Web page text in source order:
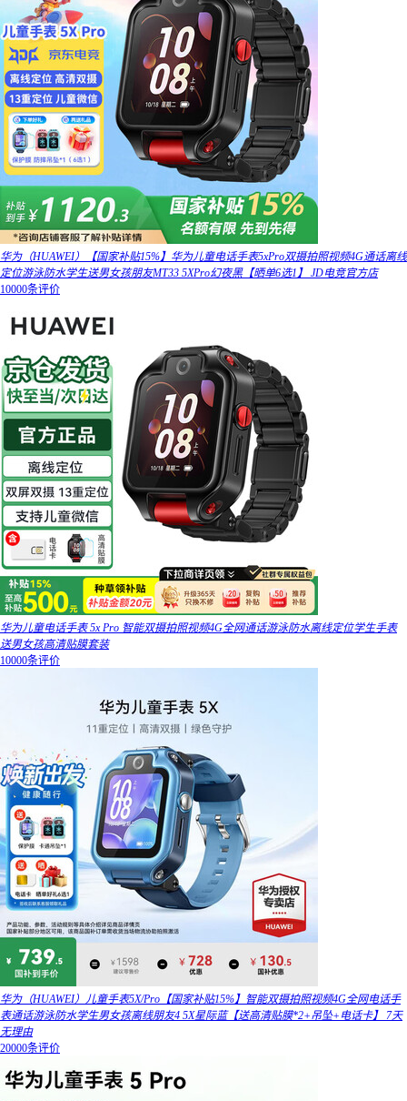
华为（HUAWEI）【国家补贴15%】华为儿童电话手表5xPro双摄拍照视频4G通话离线
定位游泳防水学生送男女孩朋友MT33 5XPro幻夜黑【晒单6选1】 JD电竞官方店
10000条评价
华为儿童电话手表 5x Pro 智能双摄拍照视频4G全网通话游泳防水离线定位学生手表
送男女孩高清贴膜套装
10000条评价
华为（HUAWEI）儿童手表5X/Pro【国家补贴15%】智能双摄拍照视频4G全网电话手
表通话游泳防水学生男女孩离线朋友4 5X星际蓝【送高清贴膜*2+吊坠+电话卡】 7天
无理由
20000条评价